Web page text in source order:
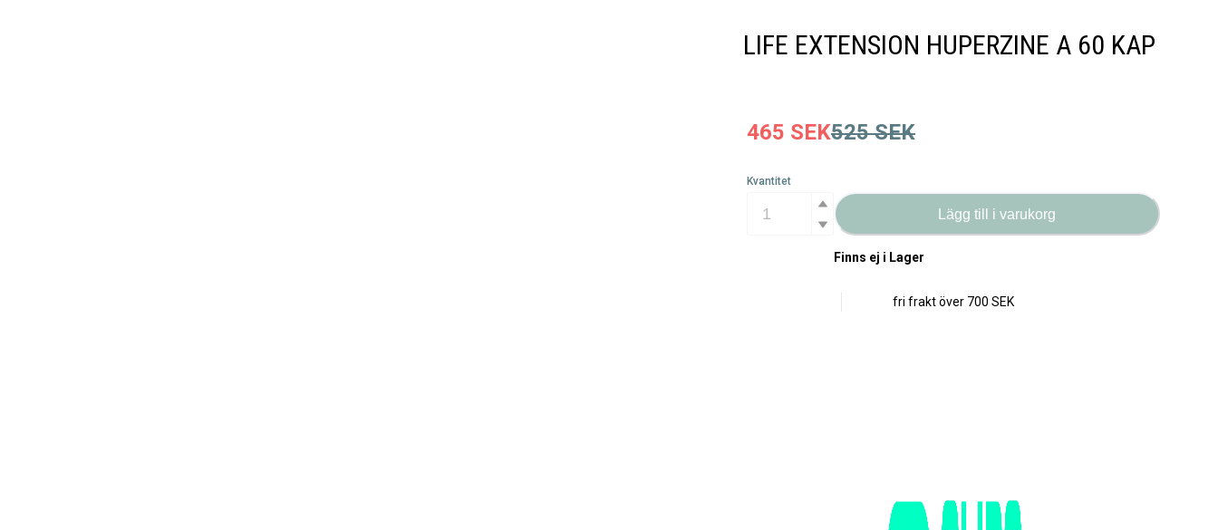
LIFE EXTENSION HUPERZINE A 60 KAP
465 SEK525 SEK
Kvantitet
Lägg till i varukorg
Finns ej i Lager
fri frakt över 700 SEK